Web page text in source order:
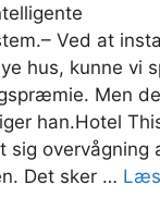
Ved at
hus, kunne vi
Men
han.Hotel
sig overvågning
Det sker …